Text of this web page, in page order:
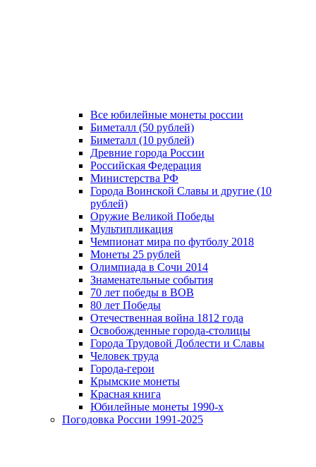
Все юбилейные монеты россии
Биметалл (50 рублей)
Биметалл (10 рублей)
Древние города России
Российская Федерация
Министерства РФ
Города Воинской Славы и другие (10
рублей)
Оружие Великой Победы
Мультипликация
Чемпионат мира по футболу 2018
Монеты 25 рублей
Олимпиада в Сочи 2014
Знаменательные события
70 лет победы в ВОВ
80 лет Победы
Отечественная война 1812 года
Освобожденные города-столицы
Города Трудовой Доблести и Славы
Человек труда
Города-герои
Крымские монеты
Красная книга
Юбилейные монеты 1990-х
Погодовка России 1991-2025